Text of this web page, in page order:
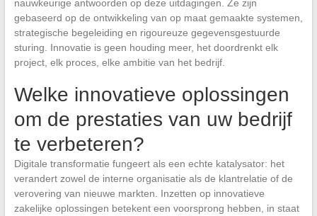
nauwkeurige antwoorden op deze uitdagingen. Ze zijn
gebaseerd op de ontwikkeling van op maat gemaakte systemen,
strategische begeleiding en rigoureuze gegevensgestuurde
sturing. Innovatie is geen houding meer, het doordrenkt elk
project, elk proces, elke ambitie van het bedrijf.
Welke innovatieve oplossingen
om de prestaties van uw bedrijf
te verbeteren?
Digitale transformatie fungeert als een echte katalysator: het
verandert zowel de interne organisatie als de klantrelatie of de
verovering van nieuwe markten. Inzetten op innovatieve
zakelijke oplossingen betekent een voorsprong hebben, in staat